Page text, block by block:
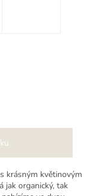
krásným květinovým
jak organický, tak